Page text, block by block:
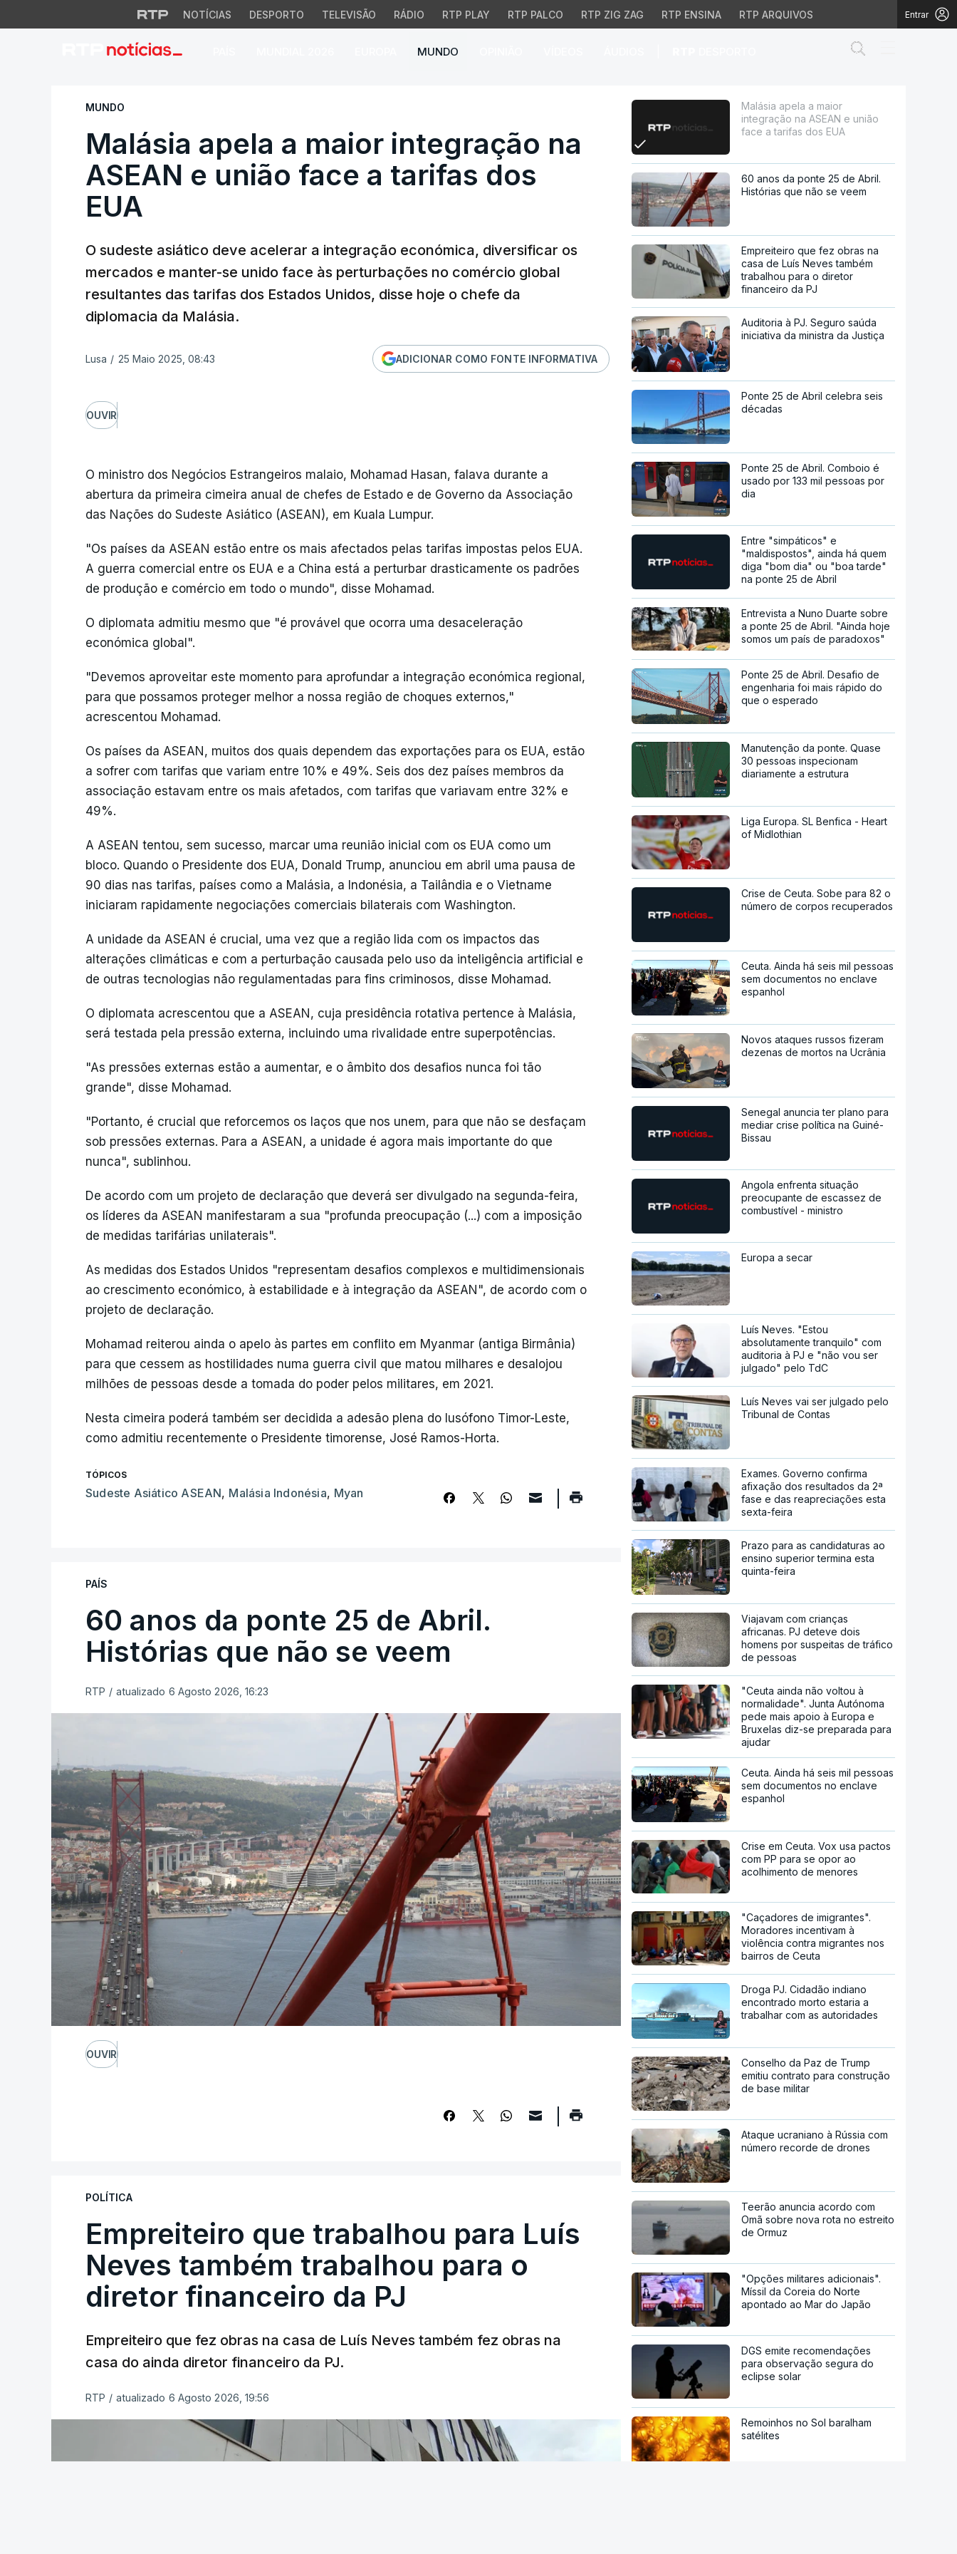
NOTÍCIAS DESPORTO TELEVISÃO RÁDIO RTP PLAY RTP PALCO RTP ZIG ZAG RTP ENSINA RTP ARQUIVOS Entrar
MUNDO
Malásia apela a maior integração na ASEAN e união face a tarifas
MUNDO
Malásia apela a maior integração na
ASEAN e união face a tarifas dos
EUA
O sudeste asiático deve acelerar a integração económica, diversificar os
mercados e manter-se unido face às perturbações no comércio global
resultantes das tarifas dos Estados Unidos, disse hoje o chefe da
diplomacia da Malásia.
Lusa / 25 Maio 2025, 08:43 ADICIONAR COMO FONTE INFORMATIVA
OUVIR
O ministro dos Negócios Estrangeiros malaio, Mohamad Hasan, falava durante a
abertura da primeira cimeira anual de chefes de Estado e de Governo da Associação
das Nações do Sudeste Asiático (ASEAN), em Kuala Lumpur.
"Os países da ASEAN estão entre os mais afectados pelas tarifas impostas pelos EUA.
A guerra comercial entre os EUA e a China está a perturbar drasticamente os padrões
de produção e comércio em todo o mundo", disse Mohamad.
O diplomata admitiu mesmo que "é provável que ocorra uma desaceleração
económica global".
"Devemos aproveitar este momento para aprofundar a integração económica regional,
para que possamos proteger melhor a nossa região de choques externos,"
acrescentou Mohamad.
Os países da ASEAN, muitos dos quais dependem das exportações para os EUA, estão
a sofrer com tarifas que variam entre 10% e 49%. Seis dos dez países membros da
associação estavam entre os mais afetados, com tarifas que variavam entre 32% e
49%.
A ASEAN tentou, sem sucesso, marcar uma reunião inicial com os EUA como um
bloco. Quando o Presidente dos EUA, Donald Trump, anunciou em abril uma pausa de
90 dias nas tarifas, países como a Malásia, a Indonésia, a Tailândia e o Vietname
iniciaram rapidamente negociações comerciais bilaterais com Washington.
A unidade da ASEAN é crucial, uma vez que a região lida com os impactos das
alterações climáticas e com a perturbação causada pelo uso da inteligência artificial e
de outras tecnologias não regulamentadas para fins criminosos, disse Mohamad.
O diplomata acrescentou que a ASEAN, cuja presidência rotativa pertence à Malásia,
será testada pela pressão externa, incluindo uma rivalidade entre superpotências.
"As pressões externas estão a aumentar, e o âmbito dos desafios nunca foi tão
grande", disse Mohamad.
"Portanto, é crucial que reforcemos os laços que nos unem, para que não se desfaçam
sob pressões externas. Para a ASEAN, a unidade é agora mais importante do que
nunca", sublinhou.
De acordo com um projeto de declaração que deverá ser divulgado na segunda-feira,
os líderes da ASEAN manifestaram a sua "profunda preocupação (...) com a imposição
de medidas tarifárias unilaterais".
As medidas dos Estados Unidos "representam desafios complexos e multidimensionais
ao crescimento económico, à estabilidade e à integração da ASEAN", de acordo com o
projeto de declaração.
Mohamad reiterou ainda o apelo às partes em conflito em Myanmar (antiga Birmânia)
para que cessem as hostilidades numa guerra civil que matou milhares e desalojou
milhões de pessoas desde a tomada do poder pelos militares, em 2021.
Nesta cimeira poderá também ser decidida a adesão plena do lusófono Timor-Leste,
como admitiu recentemente o Presidente timorense, José Ramos-Horta.
TÓPICOS
Sudeste Asiático ASEAN, Malásia Indonésia, Myan
PAÍS
60 anos da ponte 25 de Abril.
Histórias que não se veem
RTP / atualizado 6 Agosto 2026, 16:23
OUVIR
POLÍTICA
Empreiteiro que trabalhou para Luís
Neves também trabalhou para o
diretor financeiro da PJ
Empreiteiro que fez obras na casa de Luís Neves também fez obras na
casa do ainda diretor financeiro da PJ.
RTP / atualizado 6 Agosto 2026, 19:56
Malásia apela a maior
integração na ASEAN e união
face a tarifas dos EUA
60 anos da ponte 25 de Abril.
Histórias que não se veem
Empreiteiro que fez obras na
casa de Luís Neves também
trabalhou para o diretor
financeiro da PJ
Auditoria à PJ. Seguro saúda
iniciativa da ministra da Justiça
Ponte 25 de Abril celebra seis
décadas
Ponte 25 de Abril. Comboio é
usado por 133 mil pessoas por
dia
Entre "simpáticos" e
"maldispostos", ainda há quem
diga "bom dia" ou "boa tarde"
na ponte 25 de Abril
Entrevista a Nuno Duarte sobre
a ponte 25 de Abril. "Ainda hoje
somos um país de paradoxos"
Ponte 25 de Abril. Desafio de
engenharia foi mais rápido do
que o esperado
Manutenção da ponte. Quase
30 pessoas inspecionam
diariamente a estrutura
Liga Europa. SL Benfica - Heart
of Midlothian
Crise de Ceuta. Sobe para 82 o
número de corpos recuperados
Ceuta. Ainda há seis mil pessoas
sem documentos no enclave
espanhol
Novos ataques russos fizeram
dezenas de mortos na Ucrânia
Senegal anuncia ter plano para
mediar crise política na Guiné-
Bissau
Angola enfrenta situação
preocupante de escassez de
combustível - ministro
Europa a secar
Luís Neves. "Estou
absolutamente tranquilo" com
auditoria à PJ e "não vou ser
julgado" pelo TdC
Luís Neves vai ser julgado pelo
Tribunal de Contas
Exames. Governo confirma
afixação dos resultados da 2ª
fase e das reapreciações esta
sexta-feira
Prazo para as candidaturas ao
ensino superior termina esta
quinta-feira
Viajavam com crianças
africanas. PJ deteve dois
homens por suspeitas de tráfico
de pessoas
"Ceuta ainda não voltou à
normalidade". Junta Autónoma
pede mais apoio à Europa e
Bruxelas diz-se preparada para
ajudar
Ceuta. Ainda há seis mil pessoas
sem documentos no enclave
espanhol
Crise em Ceuta. Vox usa pactos
com PP para se opor ao
acolhimento de menores
"Caçadores de imigrantes".
Moradores incentivam à
violência contra migrantes nos
bairros de Ceuta
Droga PJ. Cidadão indiano
encontrado morto estaria a
trabalhar com as autoridades
Conselho da Paz de Trump
emitiu contrato para construção
de base militar
Ataque ucraniano à Rússia com
número recorde de drones
Teerão anuncia acordo com
Omã sobre nova rota no estreito
de Ormuz
"Opções militares adicionais".
Míssil da Coreia do Norte
apontado ao Mar do Japão
DGS emite recomendações
para observação segura do
eclipse solar
Remoinhos no Sol baralham
satélites